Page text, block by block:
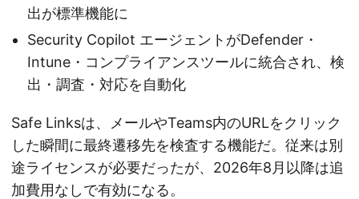
出が標準機能に
Security Copilot エージェントがDefender・
Intune・コンプライアンスツールに統合され、検
出・調査・対応を自動化
Safe Linksは、メールやTeams内のURLをクリック
した瞬間に最終遷移先を検査する機能だ。従来は別
途ライセンスが必要だったが、2026年8月以降は追
加費用なしで有効になる。